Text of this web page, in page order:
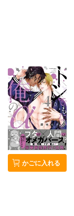
かごに入れる